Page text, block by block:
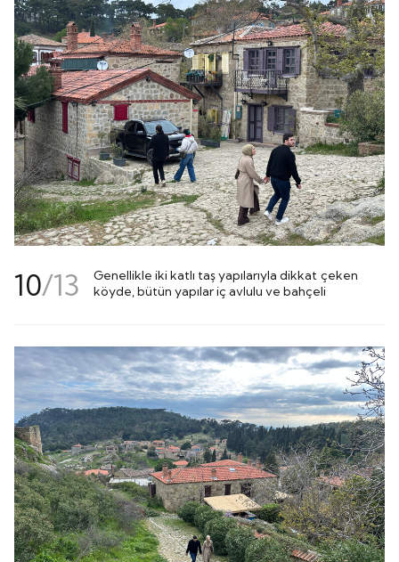
10/13
Genellikle iki katlı taş yapılarıyla dikkat çeken
köyde, bütün yapılar iç avlulu ve bahçeli